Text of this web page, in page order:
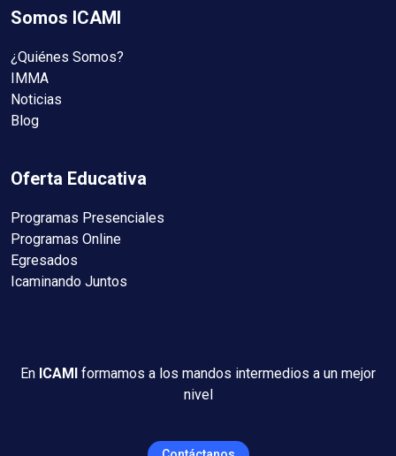
Somos ICAMI
¿Quiénes Somos?
IMMA
Noticias
Blog
Oferta Educativa
Programas Presenciales
Programas Online
Egresados
Icaminando Juntos
En ICAMI formamos a los mandos intermedios a un mejor
nivel